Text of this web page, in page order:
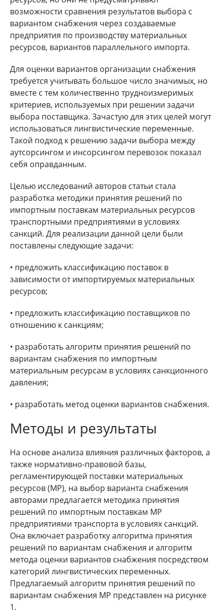
возможности сравнения результатов выбора с
вариантом снабжения через создаваемые
предприятия по производству материальных
ресурсов, вариантов параллельного импорта.
Для оценки вариантов организации снабжения
требуется учитывать большое число значимых, но
вместе с тем количественно трудноизмеримых
критериев, используемых при решении задачи
выбора поставщика. Зачастую для этих целей могут
использоваться лингвистические переменные.
Такой подход к решению задачи выбора между
аутсорсингом и инсорсингом перевозок показал
себя оправданным.
Целью исследований авторов статьи стала
разработка методики принятия решений по
импортным поставкам материальных ресурсов
транспортными предприятиями в условиях
санкций. Для реализации данной цели были
поставлены следующие задачи:
• предложить классификацию поставок в
зависимости от импортируемых материальных
ресурсов;
• предложить классификацию поставщиков по
отношению к санкциям;
• разработать алгоритм принятия решений по
вариантам снабжения по импортным
материальным ресурсам в условиях санкционного
давления;
• разработать метод оценки вариантов снабжения.
Методы и результаты
На основе анализа влияния различных факторов, а
также нормативно-правовой базы,
регламентирующей поставки материальных
ресурсов (МР), на выбор варианта снабжения
авторами предлагается методика принятия
решений по импортным поставкам МР
предприятиями транспорта в условиях санкций.
Она включает разработку алгоритма принятия
решений по вариантам снабжения и алгоритм
метода оценки вариантов снабжения посредством
категорий лингвистических переменных.
Предлагаемый алгоритм принятия решений по
вариантам снабжения МР представлен на рисунке
1.